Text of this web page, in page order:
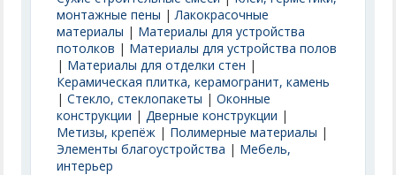
монтажные пены |Лакокрасочные
материалы | Материалы для устройства
потолков | Материалы для устройства полов
| Материалы для отделки стен |
Керамическая плитка, керамогранит, камень
|Стекло, стеклопакеты |Оконные
конструкции |Дверные конструкции |
Метизы, крепёж | Полимерные материалы |
Элементы благоустройства | Мебель,
интерьер